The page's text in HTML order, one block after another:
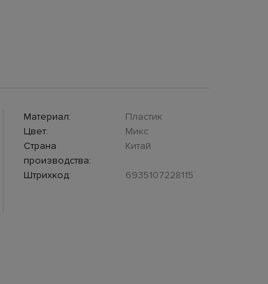
Материал:
Пластик
Цвет:
Микс
Страна
производства:
Китай
Штрихкод: 6935107228115